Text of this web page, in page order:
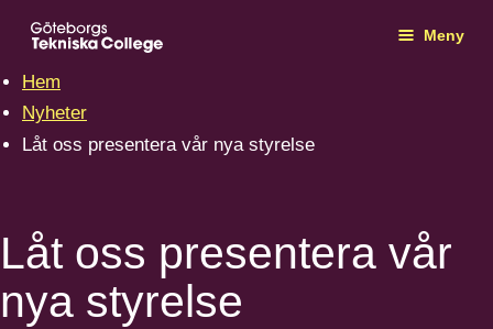
Meny
Hem
Nyheter
Låt oss presentera vår nya styrelse
Låt oss presentera vår
nya styrelse